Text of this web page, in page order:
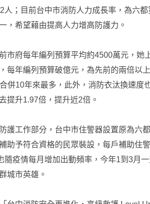
人；目前台中市消防人力成長率，為六
，希望藉由提高人力增高防護力。
市府每年編列預算平均約4500萬元，她
每年編列預算破億元，為先前的兩倍以
併10年來最多，此外，消防衣汰換速度
提升1.97倍，提升近2倍。
護工作部分，台中市住警器設置原為六
助予符合資格的民眾裝設，每戶補助
隨疫情每月增加出動頻率，今年1到3月
城市英雄。